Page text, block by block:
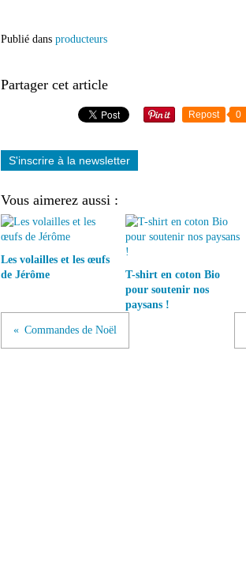
Publié dans producteurs
Partager cet article
Repost 0
S'inscrire à la newsletter
Vous aimerez aussi :
Les volailles et les œufs
de Jérôme
T-shirt en coton Bio
pour soutenir nos
paysans !
Commandes de Noël